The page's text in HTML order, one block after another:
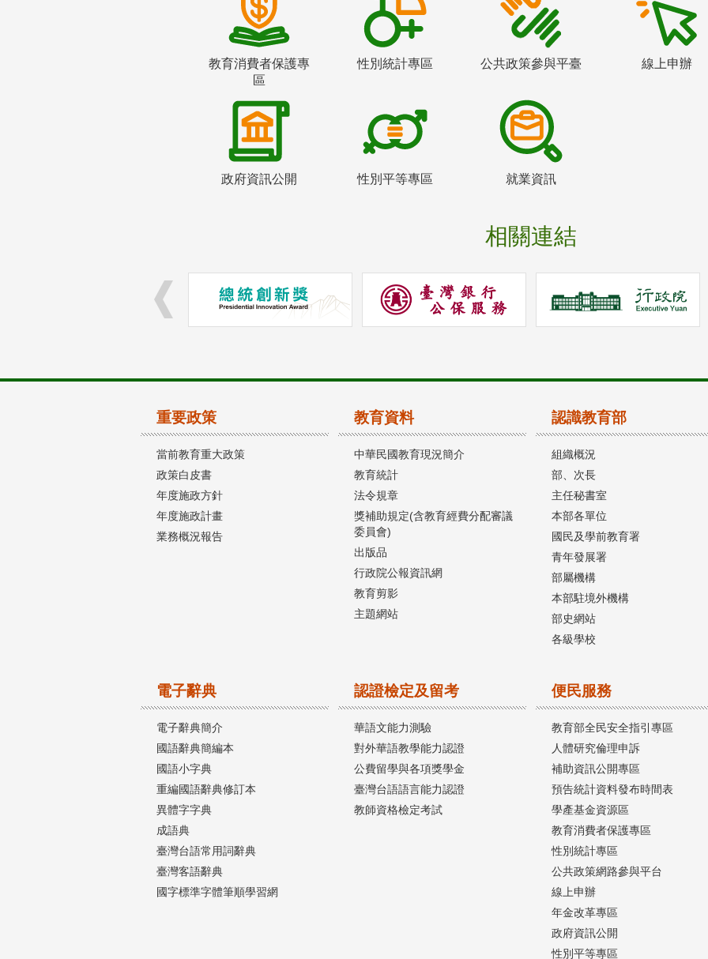
教育消費者保護專
區
性別統計專區 公共政策參與平臺 線上申辦
政府資訊公開 性別平等專區 就業資訊
相關連結
重要政策
當前教育重大政策
政策白皮書
年度施政方針
年度施政計畫
業務概況報告
教育資料
中華民國教育現況簡介
教育統計
法令規章
獎補助規定(含教育經費分配審議
委員會)
出版品
行政院公報資訊網
教育剪影
主題網站
認識教育部
組織概況
部、次長
主任秘書室
本部各單位
國民及學前教育署
青年發展署
部屬機構
本部駐境外機構
部史網站
各級學校
電子辭典
電子辭典簡介
國語辭典簡編本
國語小字典
重編國語辭典修訂本
異體字字典
成語典
臺灣台語常用詞辭典
臺灣客語辭典
國字標準字體筆順學習網
認證檢定及留考
華語文能力測驗
對外華語教學能力認證
公費留學與各項獎學金
臺灣台語語言能力認證
教師資格檢定考試
便民服務
教育部全民安全指引專區
人體研究倫理申訴
補助資訊公開專區
預告統計資料發布時間表
學產基金資源區
教育消費者保護專區
性別統計專區
公共政策網路參與平台
線上申辦
年金改革專區
政府資訊公開
性別平等專區